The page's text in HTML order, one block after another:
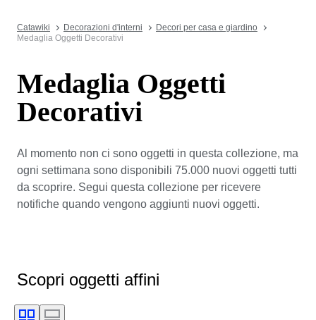
Catawiki Decorazioni d'interni
Decori per casa e giardino
Medaglia Oggetti Decorativi
Medaglia Oggetti
Decorativi
Al momento non ci sono oggetti in questa collezione, ma
ogni settimana sono disponibili 75.000 nuovi oggetti tutti
da scoprire. Segui questa collezione per ricevere
notifiche quando vengono aggiunti nuovi oggetti.
Scopri oggetti affini